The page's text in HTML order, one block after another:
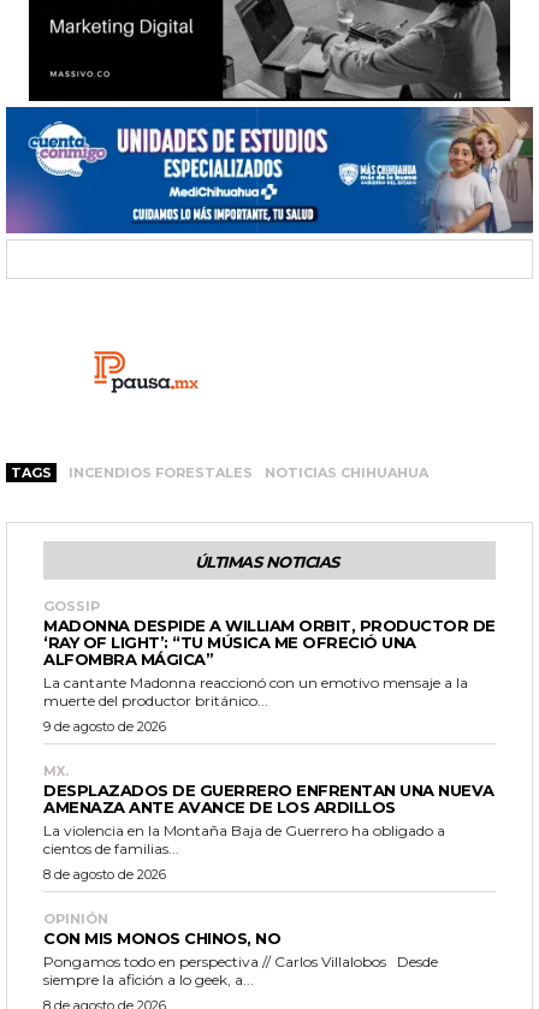
TAGS INCENDIOS FORESTALES NOTICIAS CHIHUAHUA
ÚLTIMAS NOTICIAS
GOSSIP
MADONNA DESPIDE A WILLIAM ORBIT, PRODUCTOR DE
‘RAY OF LIGHT’: “TU MÚSICA ME OFRECIÓ UNA
ALFOMBRA MÁGICA”
La cantante Madonna reaccionó con un emotivo mensaje a la
muerte del productor británico...
9 de agosto de 2026
MX.
DESPLAZADOS DE GUERRERO ENFRENTAN UNA NUEVA
AMENAZA ANTE AVANCE DE LOS ARDILLOS
La violencia en la Montaña Baja de Guerrero ha obligado a
cientos de familias...
8 de agosto de 2026
OPINIÓN
CON MIS MONOS CHINOS, NO
Pongamos todo en perspectiva // Carlos Villalobos Desde
siempre la afición a lo geek, a...
8 de agosto de 2026